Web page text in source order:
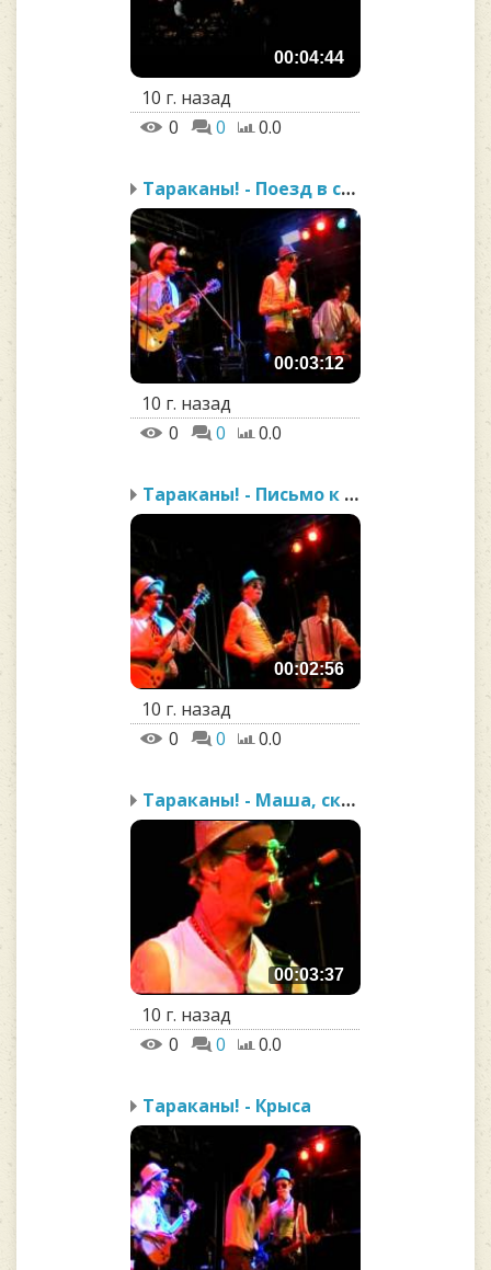
00:04:44
10 г. назад
0
0 0.0
Тараканы! - Поезд в сто...
00:03:12
10 г. назад
0
0 0.0
Тараканы! - Письмо к Бр...
00:02:56
10 г. назад
0
0 0.0
Тараканы! - Маша, скрип...
00:03:37
10 г. назад
0
0 0.0
Тараканы! - Крыса